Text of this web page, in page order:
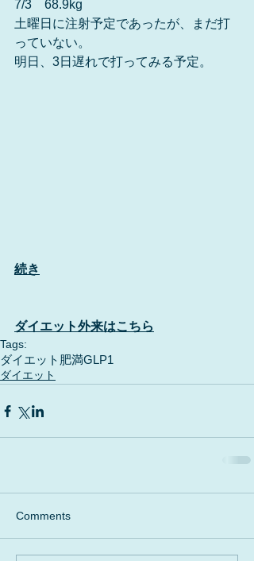
7/3　68.9kg
土曜日に注射予定であったが、まだ打
っていない。
明日、3日遅れで打ってみる予定。
続き
ダイエット外来はこちら
Tags:
ダイエット 肥満GLP1
ダイエット
Comments